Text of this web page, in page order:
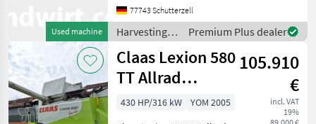
Used machine
17804) AutoContour
Schneidwerksregelung,
Beleuchtung für klappbare
Vorsatzgerät
77743 Schutterzell
Harvesting
equipment
crop fields /
Claas
Premium Plus dealer
Claas Lexion 580
TT Allrad
Landwirtmaschine
Merc
105.910
€
incl. VAT
19%
430 HP/316 kW
YOM 2005